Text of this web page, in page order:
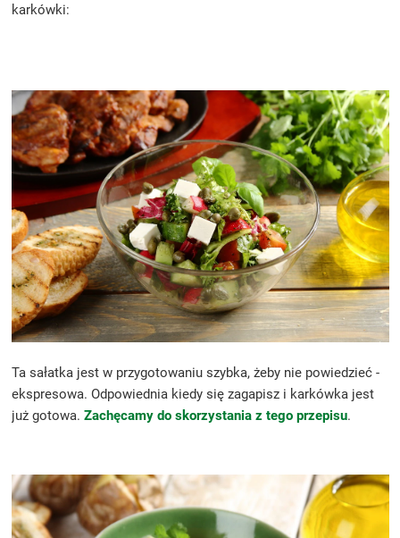
karkówki:
Ta sałatka jest w przygotowaniu szybka, żeby nie powiedzieć -
ekspresowa. Odpowiednia kiedy się zagapisz i karkówka jest
już gotowa. Zachęcamy do skorzystania z tego przepisu.